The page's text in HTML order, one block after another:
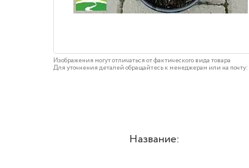
Изображения могут отличаться от фактического вида товара
Для уточнения деталей обращайтесь к менеджерам или на почту:
Название: